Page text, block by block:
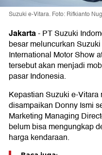
Suzuki e-Vitara. Foto: Rifkianto
Jakarta-PT Suzuki
besar meluncurkan
International Motor Show
tersebut akan menjadi
pasar Indonesia.
Kepastian Suzuki e-
disampaikan Donny Ismi
Marketing Managing
belum bisa mengungkap
harga kendaraan.